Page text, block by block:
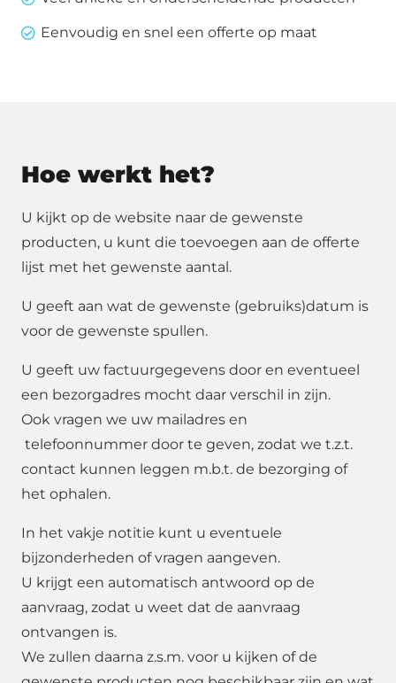
Eenvoudig en snel een offerte op maat
Hoe werkt het?
U kijkt op de website naar de gewenste
producten, u kunt die toevoegen aan de offerte
lijst met het gewenste aantal.
U geeft aan wat de gewenste (gebruiks)datum is
voor de gewenste spullen.
U geeft uw factuurgegevens door en eventueel
een bezorgadres mocht daar verschil in zijn.
Ook vragen we uw mailadres en
telefoonnummer door te geven, zodat we t.z.t.
contact kunnen leggen m.b.t. de bezorging of
het ophalen.
In het vakje notitie kunt u eventuele
bijzonderheden of vragen aangeven.
U krijgt een automatisch antwoord op de
aanvraag, zodat u weet dat de aanvraag
ontvangen is.
We zullen daarna z.s.m. voor u kijken of de